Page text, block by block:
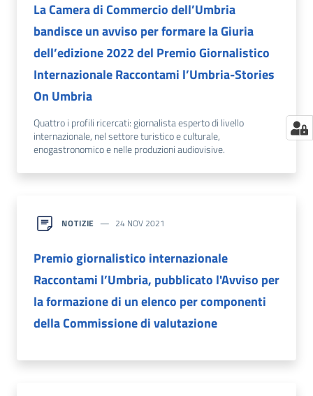
La Camera di Commercio dell’Umbria
bandisce un avviso per formare la Giuria
dell’edizione 2022 del Premio Giornalistico
Internazionale Raccontami l’Umbria-Stories
On Umbria
Quattro i profili ricercati: giornalista esperto di livello
internazionale, nel settore turistico e culturale,
enogastronomico e nelle produzioni audiovisive.
NOTIZIE 24 NOV 2021
Premio giornalistico internazionale
Raccontami l’Umbria, pubblicato l'Avviso per
la formazione di un elenco per componenti
della Commissione di valutazione